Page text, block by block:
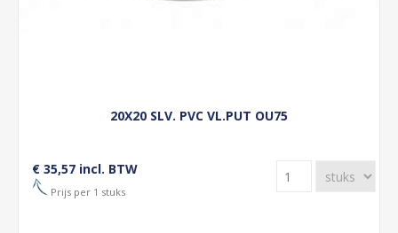
20X20 SLV. PVC VL.PUT OU75
€ 35,57 incl. BTW
Prijs per 1 stuks